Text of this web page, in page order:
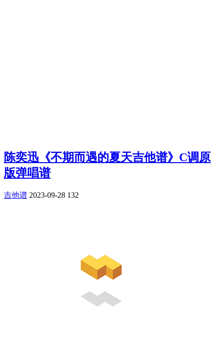
陈奕迅《不期而遇的夏天吉他谱》C调原
版弹唱谱
吉他谱 2023-09-28 132